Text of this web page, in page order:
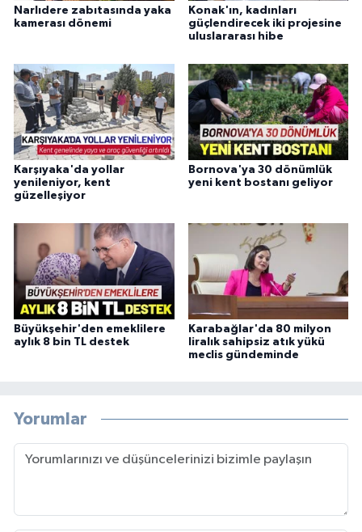
Narlıdere zabıtasında yaka
kamerası dönemi
Konak'ın, kadınları
güçlendirecek iki projesine
uluslararası hibe
Karşıyaka'da yollar
yenileniyor, kent
güzelleşiyor
Bornova'ya 30 dönümlük
yeni kent bostanı geliyor
Büyükşehir'den emeklilere
aylık 8 bin TL destek
Karabağlar'da 80 milyon
liralık sahipsiz atık yükü
meclis gündeminde
Yorumlar